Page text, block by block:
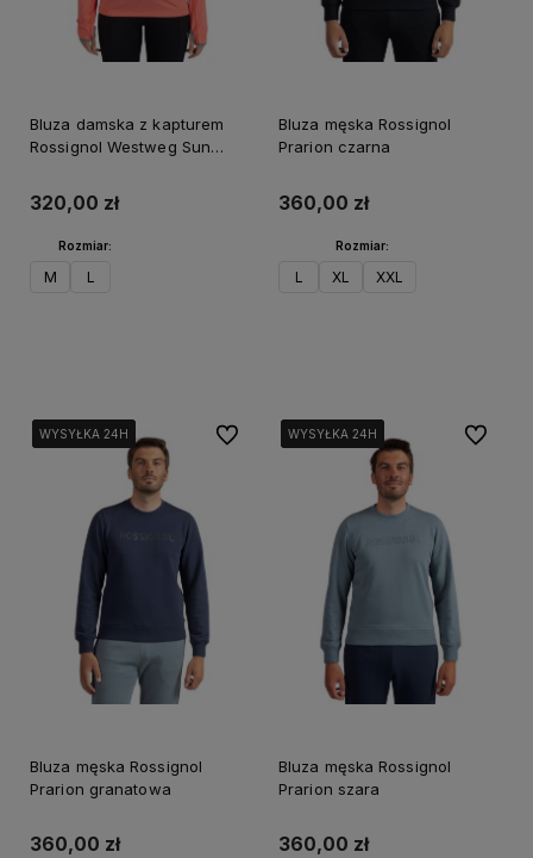
Bluza damska z kapturem
Rossignol Westweg Sun
320,00 zł
Rozmiar:
M L
Bluza męska Rossignol
Prarion czarna
360,00 zł
Rozmiar:
L XL XXL
WYSYŁKA 24H
WYSYŁKA 24H
WYSYŁKA 24H
WYSYŁKA 24H
Bluza męska Rossignol
Prarion granatowa
360,00 zł
Do ulubionychWYSYŁKA 24H
WYSYŁKA 24H
WYSYŁKA 24H
WYSYŁKA 24H
Bluza męska Rossignol
Prarion szara
360,00 zł
Do